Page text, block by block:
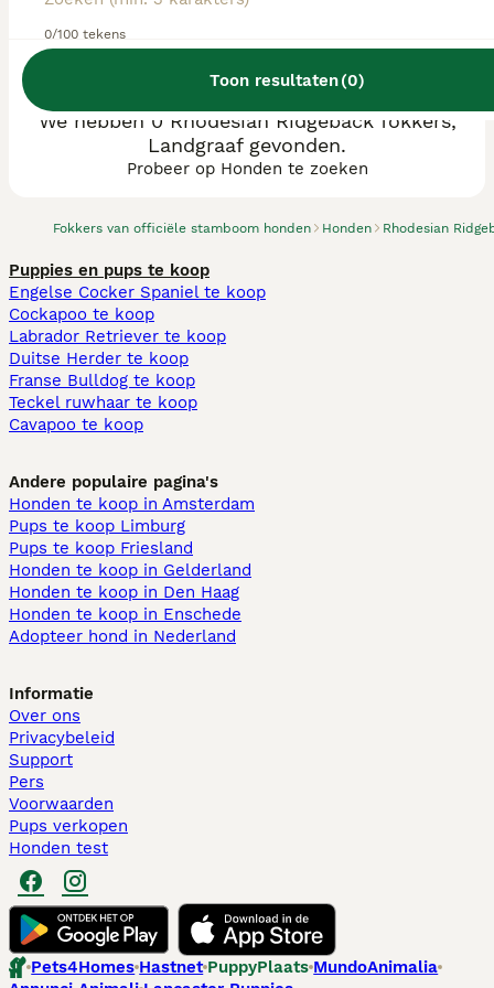
0/100 tekens
Toon resultaten(0)
Fokkers van officiële stamboom honden Honden Rhodesian
We hebben 0 Rhodesian Ridgeback fokkers,
Landgraaf gevonden.
Probeer op Honden te zoeken
Puppies en pups te koop
Engelse Cocker Spaniel te koop
Cockapoo te koop
Labrador Retriever te koop
Duitse Herder te koop
Franse Bulldog te koop
Teckel ruwhaar te koop
Cavapoo te koop
Andere populaire pagina's
Honden te koop in Amsterdam
Pups te koop Limburg​
Pups te koop Friesland​
Honden te koop in Gelderland
Honden te koop in Den Haag
Honden te koop in Enschede
Adopteer hond in Nederland
Informatie
Over ons
Privacybeleid
Support
Pers
Voorwaarden
Pups verkopen
Honden test
Pets4Homes Hastnet PuppyPlaats MundoAnimalia